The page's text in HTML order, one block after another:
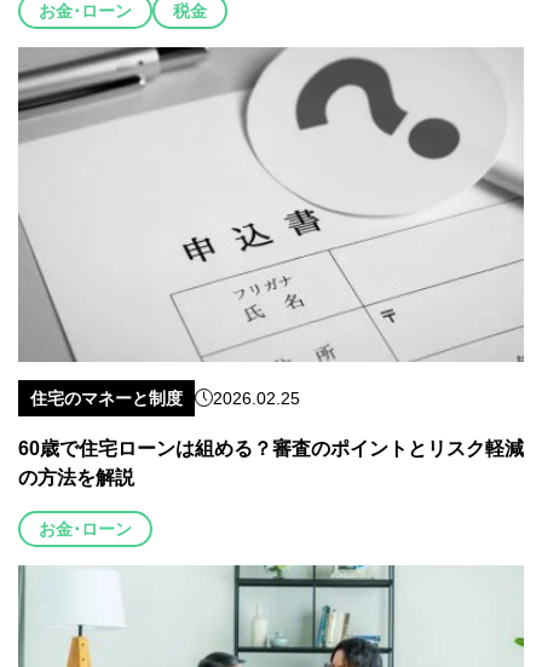
お金･ローン 税金
住宅のマネーと制度 2026.02.25
60歳で住宅ローンは組める？審査のポイントとリスク軽減
の方法を解説
お金･ローン